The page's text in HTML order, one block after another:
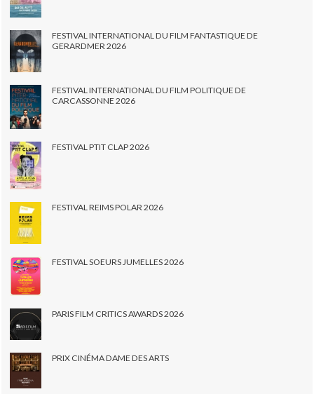
FESTIVAL INTERNATIONAL DU FILM FANTASTIQUE DE
GERARDMER 2026
FESTIVAL INTERNATIONAL DU FILM POLITIQUE DE
CARCASSONNE 2026
FESTIVAL PTIT CLAP 2026
FESTIVAL REIMS POLAR 2026
FESTIVAL SOEURS JUMELLES 2026
PARIS FILM CRITICS AWARDS 2026
PRIX CINÉMA DAME DES ARTS